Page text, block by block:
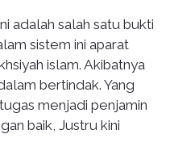
adalah salah satu bukti
sistem ini aparat
islam. Akibatnya
bertindak. Yang
menjadi penjamin
baik, Justru kini